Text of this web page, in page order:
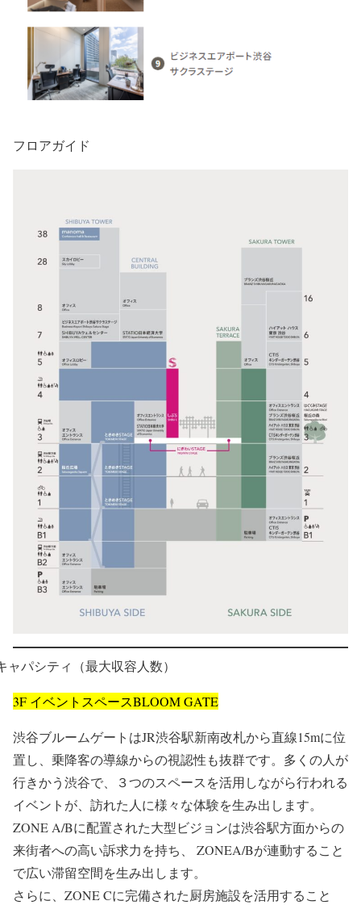
フロアガイド
ャパシティ（最大収容人数）
3F イベントスペースBLOOM GATE
渋谷ブルームゲートはJR渋谷駅新南改札から直線15mに位
置し、乗降客の導線からの視認性も抜群です。多くの人が
行きかう渋谷で、３つのスペースを活用しながら行われる
イベントが、訪れた人に様々な体験を生み出します。
ZONE A/Bに配置された大型ビジョンは渋谷駅方面からの
来街者への高い訴求力を持ち、 ZONEA/Bが連動すること
で広い滞留空間を生み出します。
さらに、ZONE Cに完備された厨房施設を活用すること